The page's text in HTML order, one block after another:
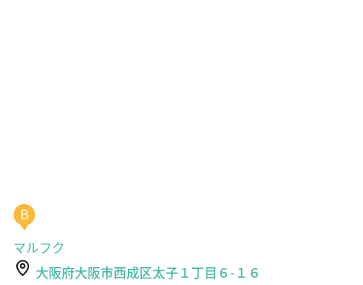
B
マルフク
大阪府大阪市西成区太子１丁目６-１６